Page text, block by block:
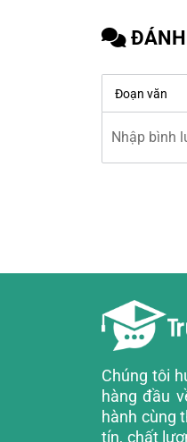
ĐÁNH
Đoạn văn
Chúng tôi
hàng đầu
hành cùng
tín, chất